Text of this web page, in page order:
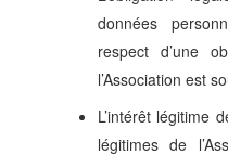
données
respect d’une
l’Association est
L’intérêt légitime
légitimes de